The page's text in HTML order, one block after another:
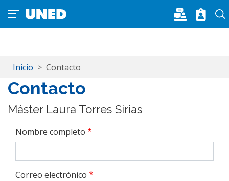
Pasar al contenido principal
Inicio Contacto
Contacto
Máster Laura Torres Sirias
Nombre completo
Correo electrónico